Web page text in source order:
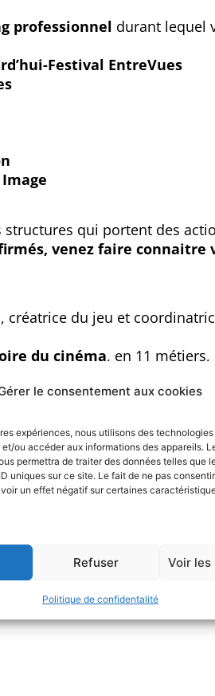
le consentement aux cookies
expériences, nous utilisons des
ou accéder aux informations des appareils.
permettra de traiter des données telles que
uniques sur ce site. Le fait de ne pas
un effet négatif sur certaines
Refuser Voir
Politique de confidentalité
professionnel durant lequel
Festival EntreVues
structures qui portent des
venez faire connaitre
créatrice du jeu et
du cinéma, en 11
des différentes
font évoluer la
années 1970 et actuelles,
1h24